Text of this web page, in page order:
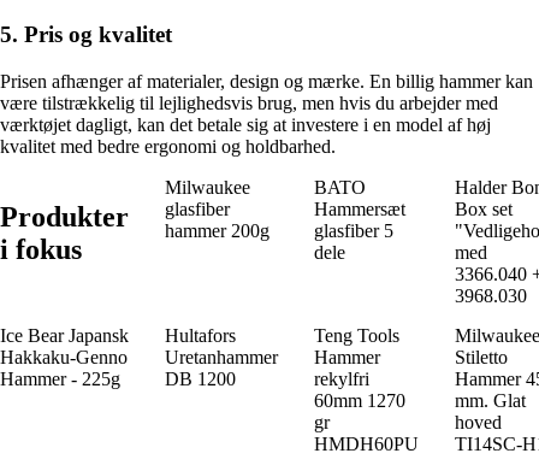
5. Pris og kvalitet
Prisen afhænger af materialer, design og mærke. En billig hammer kan
være tilstrækkelig til lejlighedsvis brug, men hvis du arbejder med
værktøjet dagligt, kan det betale sig at investere i en model af høj
kvalitet med bedre ergonomi og holdbarhed.
Produkter
i fokus
Milwaukee
glasfiber
hammer 200g
BATO
Hammersæt
glasfiber 5
dele
Halder
Box set
med
3366.040
3968.030
Ice Bear Japansk
Hakkaku-Genno
Hammer - 225g
Hultafors
Uretanhammer
DB 1200
Teng Tools
Hammer
rekylfri
60mm 1270
gr
HMDH60PU
Milwaukee
Stiletto
Hammer
mm. Glat
hoved
TI14SC-